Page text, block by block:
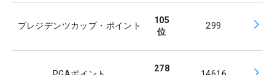
プレジデンツカップ・ポイント
105
位
299
278